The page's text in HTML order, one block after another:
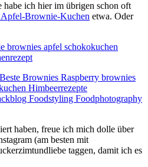
ich hier im übrigen schon oft
Apfel-Brownie-Kuchen etwa. Oder
haben, freue ich mich dolle über
(am besten mit
taggen, damit ich es